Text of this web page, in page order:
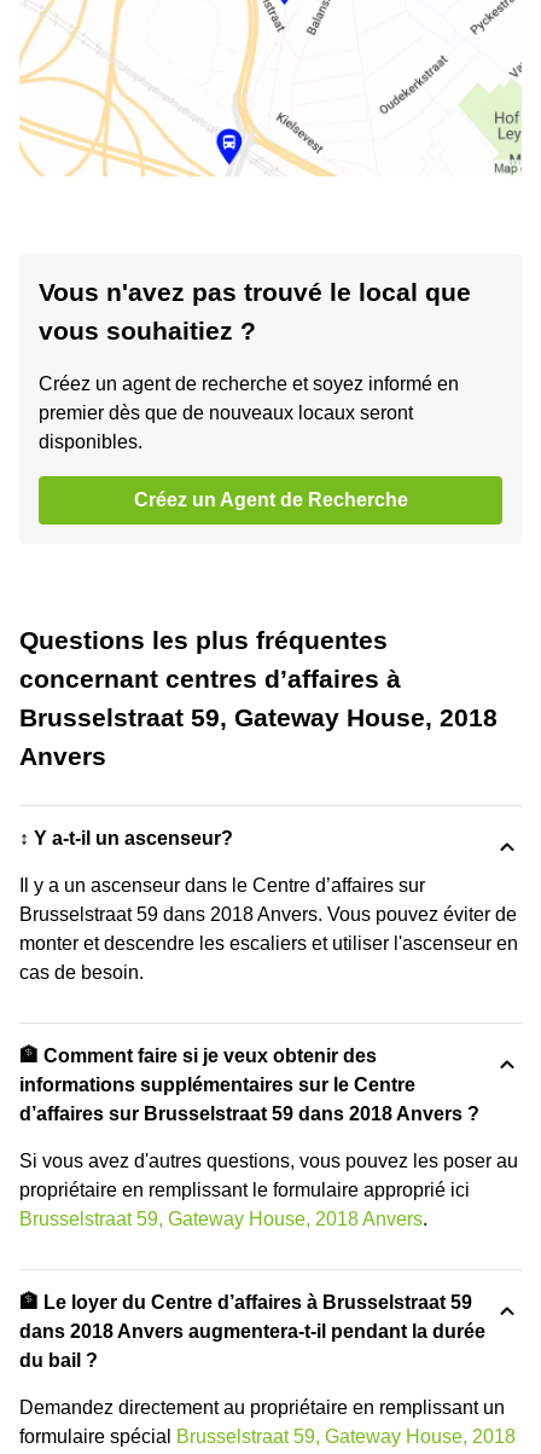
Vous n'avez pas trouvé le local que
vous souhaitiez ?
Créez un agent de recherche et soyez informé en
premier dès que de nouveaux locaux seront
disponibles.
Créez un Agent de Recherche
Questions les plus fréquentes
concernant centres d’affaires à
Brusselstraat 59, Gateway House, 2018
Anvers
↕️ Y a-t-il un ascenseur?
Il y a un ascenseur dans le Centre d’affaires sur
Brusselstraat 59 dans 2018 Anvers. Vous pouvez éviter de
monter et descendre les escaliers et utiliser l'ascenseur en
cas de besoin.
🏦 Comment faire si je veux obtenir des
informations supplémentaires sur le Centre
d’affaires sur Brusselstraat 59 dans 2018 Anvers ?
Si vous avez d'autres questions, vous pouvez les poser au
propriétaire en remplissant le formulaire approprié ici
Brusselstraat 59, Gateway House, 2018 Anvers.
🏦 Le loyer du Centre d’affaires à Brusselstraat 59
dans 2018 Anvers augmentera-t-il pendant la durée
du bail ?
Demandez directement au propriétaire en remplissant un
formulaire spécial
Brusselstraat 59, Gateway House, 2018